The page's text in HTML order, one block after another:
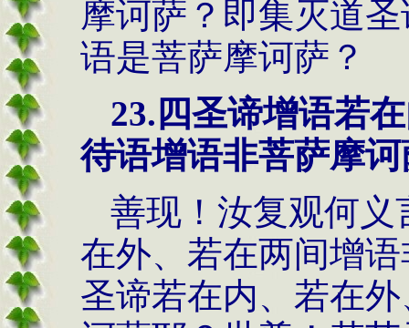
摩诃萨？即集灭道
语是菩萨摩诃萨？
23. 四圣谛增语若
待语增语非菩萨摩诃
善现！汝复观何
在外、若在两间增
圣谛若在内、若在